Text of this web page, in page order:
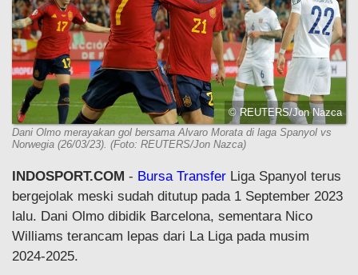
© REUTERS/Jon Nazca
Dani Olmo merayakan gol bersama Alvaro Morata di laga Spanyol vs
Norwegia (26/03/23). (Foto: REUTERS/Jon Nazca)
INDOSPORT.COM - Bursa Transfer Liga Spanyol terus
bergejolak meski sudah ditutup pada 1 September 2023
lalu. Dani Olmo dibidik Barcelona, sementara Nico
Williams terancam lepas dari La Liga pada musim
2024-2025.